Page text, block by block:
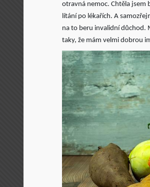
otravná nemoc. Chtěla jsem
lítání po lékařích. A
na to beru invalidní důchod.
taky, že mám velmi dobrou